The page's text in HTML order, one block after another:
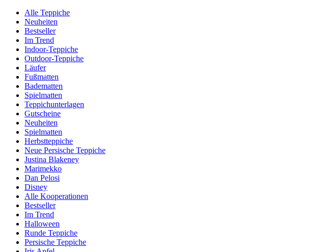
Alle Teppiche
Neuheiten
Bestseller
Im Trend
Indoor-Teppiche
Outdoor-Teppiche
Läufer
Fußmatten
Badematten
Spielmatten
Teppichunterlagen
Gutscheine
Neuheiten
Spielmatten
Herbstteppiche
Neue Persische Teppiche
Justina Blakeney
Marimekko
Dan Pelosi
Disney
Alle Kooperationen
Bestseller
Im Trend
Halloween
Runde Teppiche
Persische Teppiche